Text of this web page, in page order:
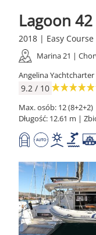
Lagoon 42
2018 | Easy Course
Marina 21 |
Angelina Yachtcharter
9.2 / 10
Max. osób: 12
Długość: 12.61 m |